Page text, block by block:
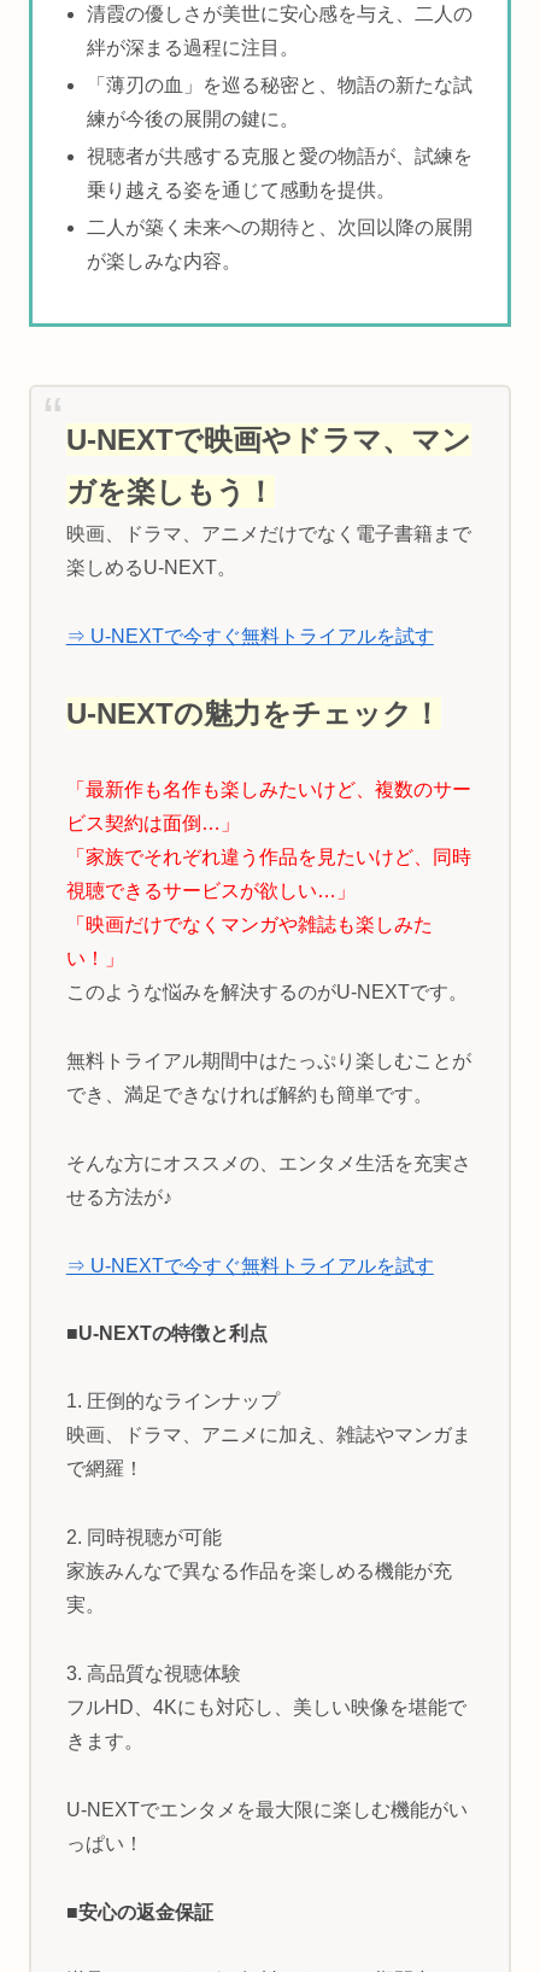
清霞の優しさが美世に安心感を与え、二人の
絆が深まる過程に注目。
「薄刃の血」を巡る秘密と、物語の新たな試
練が今後の展開の鍵に。
視聴者が共感する克服と愛の物語が、試練を
乗り越える姿を通じて感動を提供。
二人が築く未来への期待と、次回以降の展開
が楽しみな内容。
U-NEXTで映画やドラマ、マン
ガを楽しもう！
映画、ドラマ、アニメだけでなく電子書籍まで
楽しめるU-NEXT。
⇒ U-NEXTで今すぐ無料トライアルを試す
U-NEXTの魅力をチェック！
「最新作も名作も楽しみたいけど、複数のサー
ビス契約は面倒…」
「家族でそれぞれ違う作品を見たいけど、同時
視聴できるサービスが欲しい…」
「映画だけでなくマンガや雑誌も楽しみた
い！」
このような悩みを解決するのがU-NEXTです。
無料トライアル期間中はたっぷり楽しむことが
でき、満足できなければ解約も簡単です。
そんな方にオススメの、エンタメ生活を充実さ
せる方法が♪
⇒ U-NEXTで今すぐ無料トライアルを試す
■U-NEXTの特徴と利点
1. 圧倒的なラインナップ
映画、ドラマ、アニメに加え、雑誌やマンガま
で網羅！
2. 同時視聴が可能
家族みんなで異なる作品を楽しめる機能が充
実。
3. 高品質な視聴体験
フルHD、4Kにも対応し、美しい映像を堪能で
きます。
U-NEXTでエンタメを最大限に楽しむ機能がい
っぱい！
■安心の返金保証